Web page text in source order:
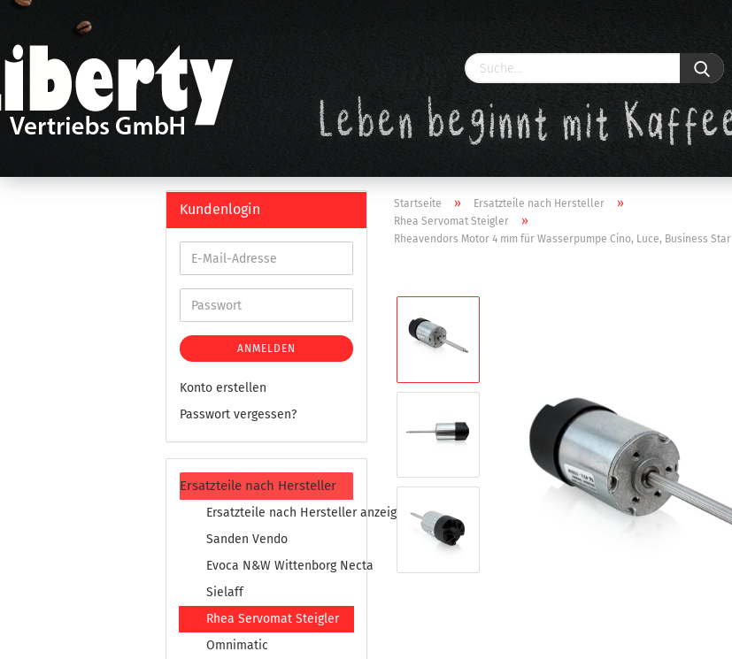
Startseite » Ersatzteile nach Hersteller »
Rhea Servomat Steigler »
Rheavendors Motor 4 mm für Wasserpumpe Cino, Luce, Business Star
Kundenlogin
ANMELDEN
Konto erstellen
Passwort vergessen?
Ersatzteile nach Hersteller
Ersatzteile nach Hersteller anzeigen
Sanden Vendo
Evoca N&W Wittenborg Necta
Sielaff
Rhea Servomat Steigler
Omnimatic